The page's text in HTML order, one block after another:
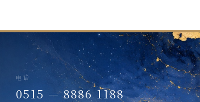
电话
0515 — 8886 1188